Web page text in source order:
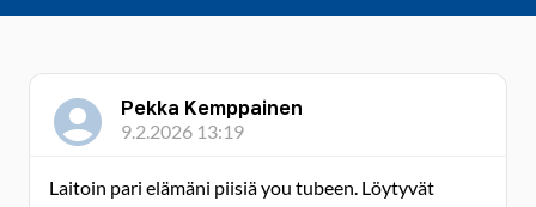
Pekka Kemppainen
9.2.2026 13:19
Laitoin pari elämäni piisiä you tubeen. Löytyvät